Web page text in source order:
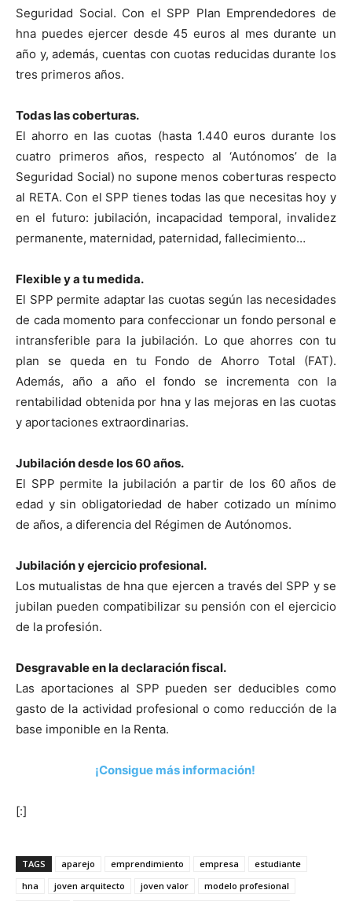
Seguridad Social. Con el SPP Plan Emprendedores de
hna puedes ejercer desde 45 euros al mes durante un
año y, además, cuentas con cuotas reducidas durante los
tres primeros años.
Todas las coberturas.
El ahorro en las cuotas (hasta 1.440 euros durante los
cuatro primeros años, respecto al ‘Autónomos’ de la
Seguridad Social) no supone menos coberturas respecto
al RETA. Con el SPP tienes todas las que necesitas hoy y
en el futuro: jubilación, incapacidad temporal, invalidez
permanente, maternidad, paternidad, fallecimiento…
Flexible y a tu medida.
El SPP permite adaptar las cuotas según las necesidades
de cada momento para confeccionar un fondo personal e
intransferible para la jubilación. Lo que ahorres con tu
plan se queda en tu Fondo de Ahorro Total (FAT).
Además, año a año el fondo se incrementa con la
rentabilidad obtenida por hna y las mejoras en las cuotas
y aportaciones extraordinarias.
Jubilación desde los 60 años.
El SPP permite la jubilación a partir de los 60 años de
edad y sin obligatoriedad de haber cotizado un mínimo
de años, a diferencia del Régimen de Autónomos.
Jubilación y ejercicio profesional.
Los mutualistas de hna que ejercen a través del SPP y se
jubilan pueden compatibilizar su pensión con el ejercicio
de la profesión.
Desgravable en la declaración fiscal.
Las aportaciones al SPP pueden ser deducibles como
gasto de la actividad profesional o como reducción de la
base imponible en la Renta.
¡Consigue más información!
[:]
TAGS aparejo emprendimiento empresa
estudiante
hna
joven arquitecto joven valor
modelo profesional